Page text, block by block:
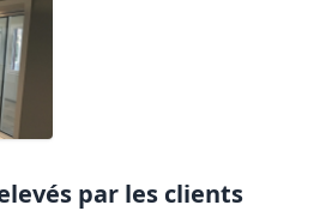
par les clients